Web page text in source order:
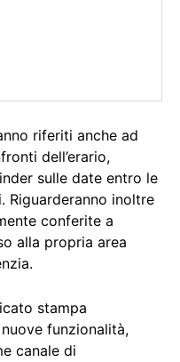
riferiti anche ad
dell’erario,
sulle date entro le
Riguarderanno inoltre
conferite a
alla propria area
stampa
funzionalità,
canale di